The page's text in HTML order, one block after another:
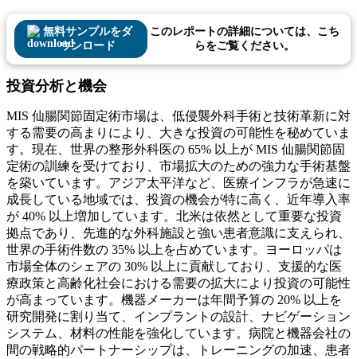
無料サンプルをダ
ウンロード
このレポートの詳細については、こち
らをご覧ください。
投資分析と機会
MIS 仙腸関節固定術市場は、低侵襲外科手術と技術革新に対
する需要の高まりにより、大きな投資の可能性を秘めていま
す。現在、世界の整形外科医の 65% 以上が MIS 仙腸関節固
定術の訓練を受けており、市場拡大のための強力な手術基盤
を築いています。アジア太平洋など、医療インフラが急速に
成長している地域では、投資の機会が特に高く、近年導入率
が 40% 以上増加しています。北米は依然として重要な投資
拠点であり、先進的な外科施設と強い患者意識に支えられ、
世界の手術件数の 35% 以上を占めています。ヨーロッパは
市場全体のシェアの 30% 以上に貢献しており、支援的な医
療政策と高齢化社会における需要の拡大により投資の可能性
が高まっています。機器メーカーは年間予算の 20% 以上を
研究開発に割り当て、インプラントの設計、ナビゲーション
システム、材料の性能を強化しています。病院と機器会社の
間の戦略的パートナーシップは、トレーニングの加速、患者